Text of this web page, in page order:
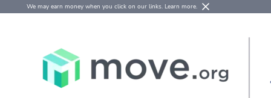
We may earn money when you click on our links. Learn more.